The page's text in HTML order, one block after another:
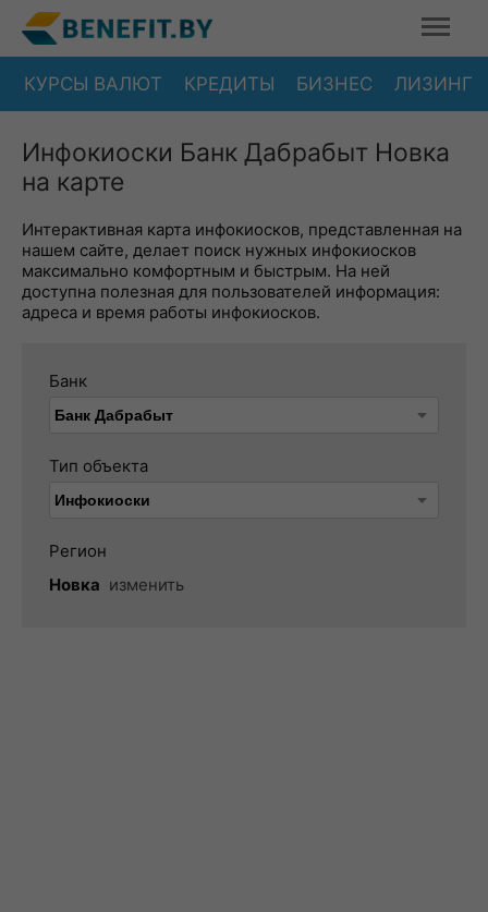
КУРСЫ ВАЛЮТ КРЕДИТЫ БИЗНЕС ЛИЗИНГ
Инфокиоски Банк Дабрабыт Новка
на карте
Интерактивная карта инфокиосков, представленная на
нашем сайте, делает поиск нужных инфокиосков
максимально комфортным и быстрым. На ней
доступна полезная для пользователей информация:
адреса и время работы инфокиосков.
Банк
Тип объекта
Регион
Новка изменить